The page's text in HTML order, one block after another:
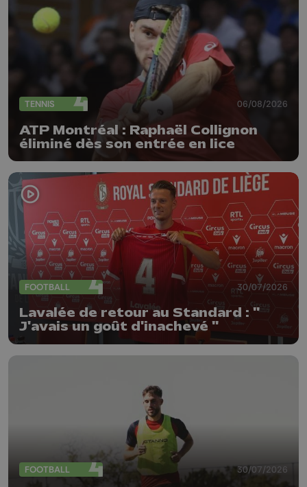
TENNIS 06/08/2026
ATP Montréal : Raphaël Collignon
éliminé dès son entrée en lice
FOOTBALL 30/07/2026
Lavalée de retour au Standard : "
J'avais un goût d'inachevé "
FOOTBALL 30/07/2026